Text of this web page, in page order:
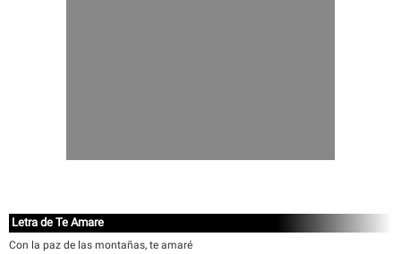
Letra de Te Amare
Con la paz de las montañas, te amaré